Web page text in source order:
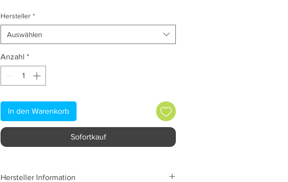
Hersteller *
Auswählen
Anzahl *
In den Warenkorb
Sofortkauf
Hersteller Information